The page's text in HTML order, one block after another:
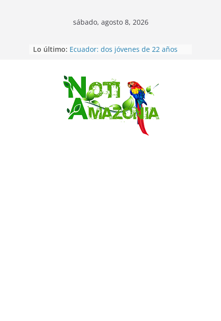
Saltar
sábado, agosto 8, 2026
Lo último: Archidona
muertos en Puerto lopez
Sentencian a 34 años de prisión a
implicados en caso de Alison,
oriunda de Tena
Vozinha, el arquero sensación de
cabo Verde, ya llegó para
incorporarse a Colo Colo de Chile